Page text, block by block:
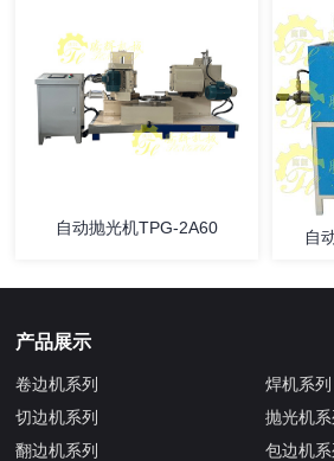
自动抛光机TPG-2A60 自
产品展示
卷边机系列
切边机系列
翻边机系列
焊机系列
抛光机系
包边机系